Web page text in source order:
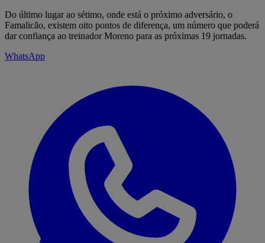
Do último lugar ao sétimo, onde está o próximo adversário, o
Famalicão, existem oito pontos de diferença, um número que poderá
dar confiança ao treinador Moreno para as próximas 19 jornadas.
WhatsApp